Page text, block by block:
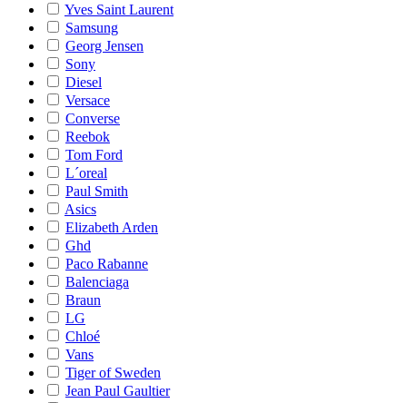
Yves Saint Laurent
Samsung
Georg Jensen
Sony
Diesel
Versace
Converse
Reebok
Tom Ford
L´oreal
Paul Smith
Asics
Elizabeth Arden
Ghd
Paco Rabanne
Balenciaga
Braun
LG
Chloé
Vans
Tiger of Sweden
Jean Paul Gaultier